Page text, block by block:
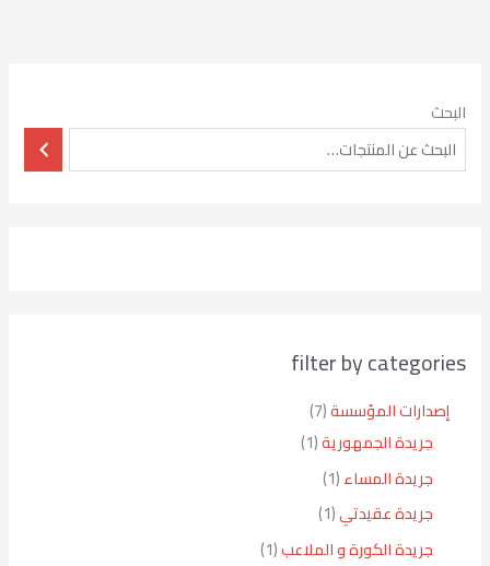
البحث
filter by categories
إصدارات المؤسسة 7
جريدة الجمهورية 1
جريدة المساء 1
جريدة عقيدتي 1
جريدة الكورة و الملاعب 1